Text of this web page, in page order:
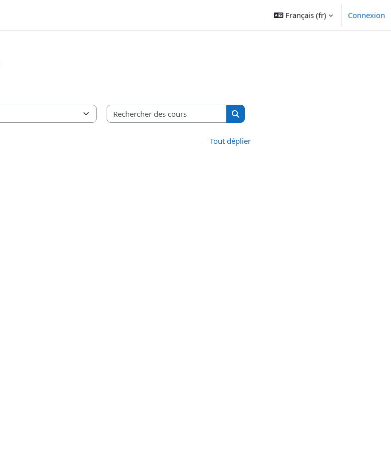
Français ‎(fr)‎ Connexion
Rechercher des cours
Rechercher des cours
Tout déplier